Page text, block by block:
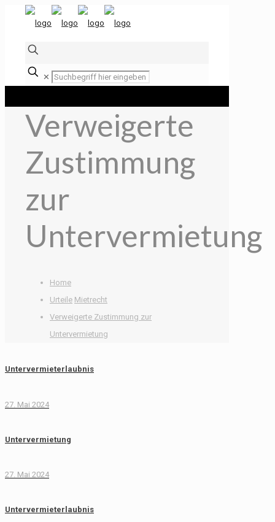
✕
Verweigerte
Zustimmung
zur
Untervermietung
Home
Urteile Mietrecht
Verweigerte Zustimmung zur
Untervermietung
Untervermieterlaubnis
27. Mai 2024
Untervermietung
27. Mai 2024
Untervermieterlaubnis